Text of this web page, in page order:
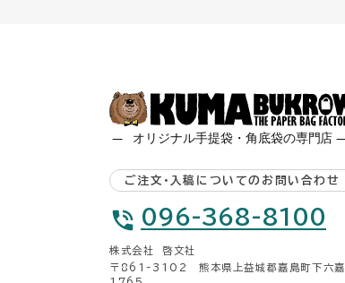
ご注文・入稿についてのお問い合わせ
096-368-8100
株式会社 啓文社
〒861-3102 熊本県上益城郡嘉島町下六嘉